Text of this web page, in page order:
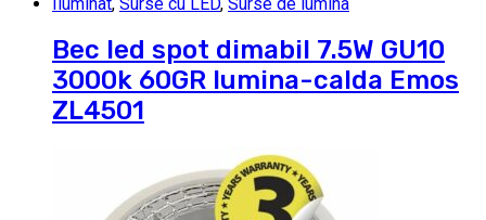
Bec led spot dimabil 7.5W GU10
3000k 60GR lumina-calda Emos
ZL4501